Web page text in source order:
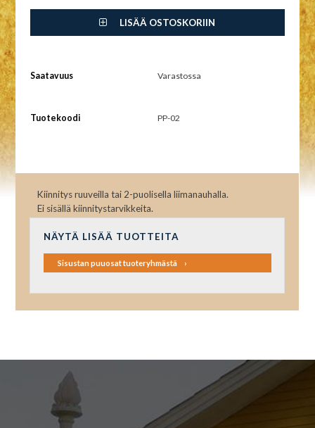
LISÄÄ OSTOSKORIIN
Saatavuus Varastossa
Tuotekoodi PP-02
Kiinnitys ruuveilla tai 2-puolisella liimanauhalla.
Ei sisällä kiinnitystarvikkeita.
NÄYTÄ LISÄÄ TUOTTEITA
Sisustan puuosat tuoteryhmästä